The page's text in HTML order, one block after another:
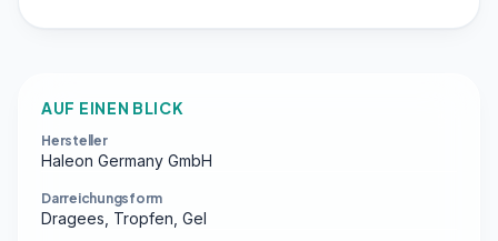
AUF EINEN BLICK
Hersteller
Haleon Germany GmbH
Darreichungsform
Dragees, Tropfen, Gel